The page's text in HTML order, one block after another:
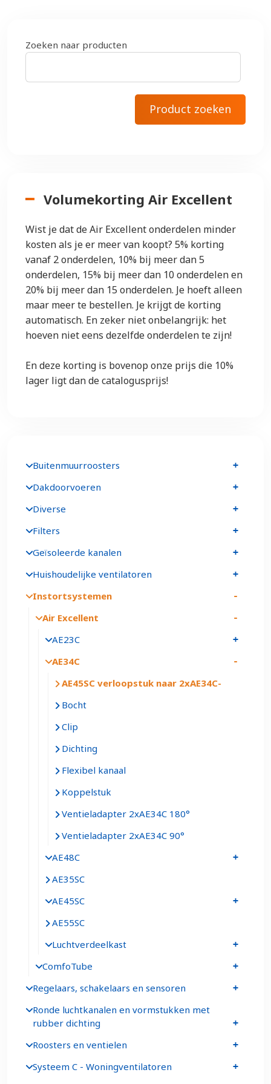
Zoeken naar producten
Volumekorting Air Excellent
Wist je dat de Air Excellent onderdelen minder
kosten als je er meer van koopt? 5% korting
vanaf 2 onderdelen, 10% bij meer dan 5
onderdelen, 15% bij meer dan 10 onderdelen en
20% bij meer dan 15 onderdelen. Je hoeft alleen
maar meer te bestellen. Je krijgt de korting
automatisch. En zeker niet onbelangrijk: het
hoeven niet eens dezelfde onderdelen te zijn!
En deze korting is bovenop onze prijs die 10%
lager ligt dan de catalogusprijs!
Buitenmuurroosters
Dakdoorvoeren
Diverse
Filters
Geïsoleerde kanalen
Huishoudelijke ventilatoren
Instortsystemen
Air Excellent
AE23C
AE34C
AE45SC verloopstuk naar 2xAE34C
Bocht
Clip
Dichting
Flexibel kanaal
Koppelstuk
Ventieladapter 2xAE34C 180°
Ventieladapter 2xAE34C 90°
AE48C
AE35SC
AE45SC
AE55SC
Luchtverdeelkast
ComfoTube
Regelaars, schakelaars en sensoren
Ronde luchtkanalen en vormstukken met
rubber dichting
Roosters en ventielen
Systeem C - Woningventilatoren